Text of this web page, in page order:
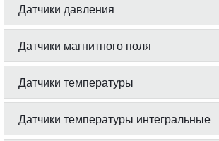
Датчики давления
Датчики магнитного поля
Датчики температуры
Датчики температуры интегральные